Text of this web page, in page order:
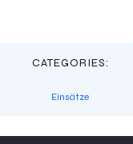
CATEGORIES:
Einsätze